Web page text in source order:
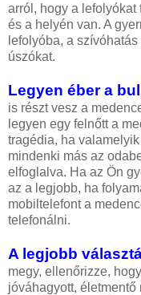
arról, hogy a lefolyókat
és a helyén van. A
lefolyóba, a
úszókat.
Legyen éber a
is részt vesz a
legyen egy felnőtt a
tragédia, ha
mindenki más az
elfoglalva. Ha az Ön
az a legjobb, ha
mobiltelefont a
telefonálni.
A legjobb
megy, ellenőrizze,
jóváhagyott, életmentő